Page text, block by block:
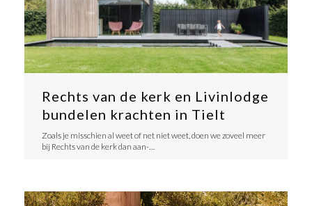
Rechts van de kerk en Livinlodge
bundelen krachten in Tielt
​Zoals je misschien al weet of net niet weet, doen we zoveel meer
bij Rechts van de kerk dan aan-…